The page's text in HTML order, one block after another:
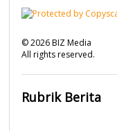
©2026BIZ Media
All rights reserved.
Rubrik Berita